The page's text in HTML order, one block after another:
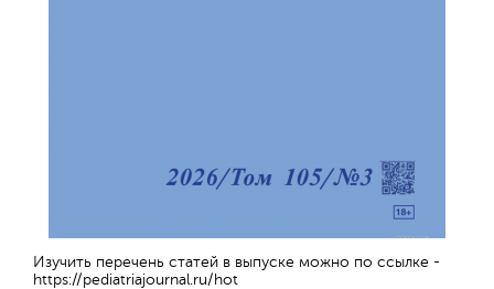
Изучить перечень статей в выпуске можно по ссылке -
https://pediatriajournal.ru/hot